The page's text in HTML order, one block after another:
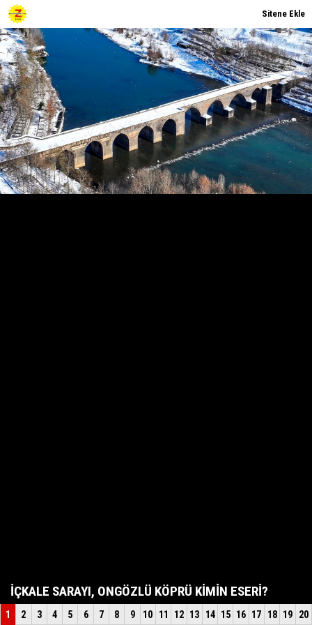
Sitene Ekle
İÇKALE SARAYI, ONGÖZLÜ KÖPRÜ KİMİN ESERİ?
1 2 3 4 5 6 7 8 9 10 11 12 13 14 15 16 17 18 19 20